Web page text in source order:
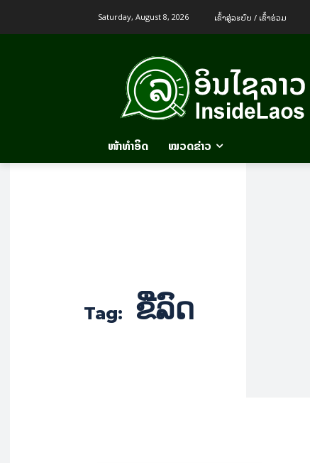
Saturday, August 8, 2026 ເຂົ້າ​ສູ່​ລະ​ບົບ / ເຂົ້າ​ຮ່ວມ
ໜ້າທຳອິດ ໝວດຂ່າວ
Tag: ຂີ່ລົດ